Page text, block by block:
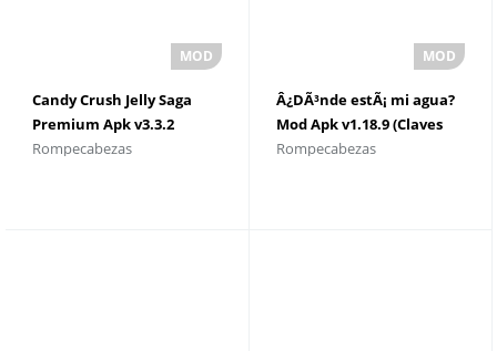
Candy Crush Jelly Saga
Premium Apk v3.3.2
Barras de oro ilimitadas
Rompecabezas
Â¿DÃ³nde estÃ¡ mi agua?
Mod Apk v1.18.9 (Claves
ilimitadas)
Rompecabezas